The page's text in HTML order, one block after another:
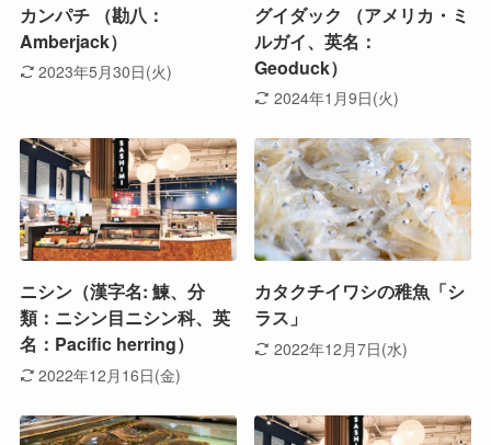
カンパチ （勘八：
Amberjack）
2023年5月30日(火)
グイダック （アメリカ・ミ
ルガイ、英名：
Geoduck）
2024年1月9日(火)
ニシン（漢字名: 鰊、分
類：ニシン目ニシン科、英
名：Pacific herring）
2022年12月16日(金)
カタクチイワシの稚魚「シ
ラス」
2022年12月7日(水)